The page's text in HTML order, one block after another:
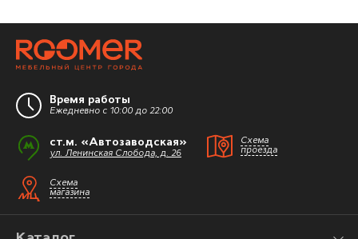
Время работы
Ежедневно с 10:00 до 22:00
ст.м. «Автозаводская»
ул. Ленинская Слобода, д. 26
Схема
проезда
Схема
магазина